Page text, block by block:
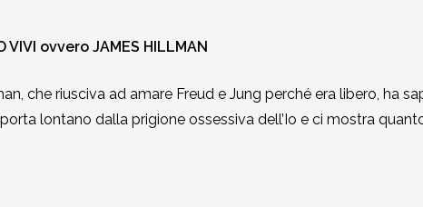
VIVI ovvero JAMES HILLMAN
che riusciva ad amare Freud e Jung perché era libero, ha
lontano dalla prigione ossessiva dell’Io e ci mostra